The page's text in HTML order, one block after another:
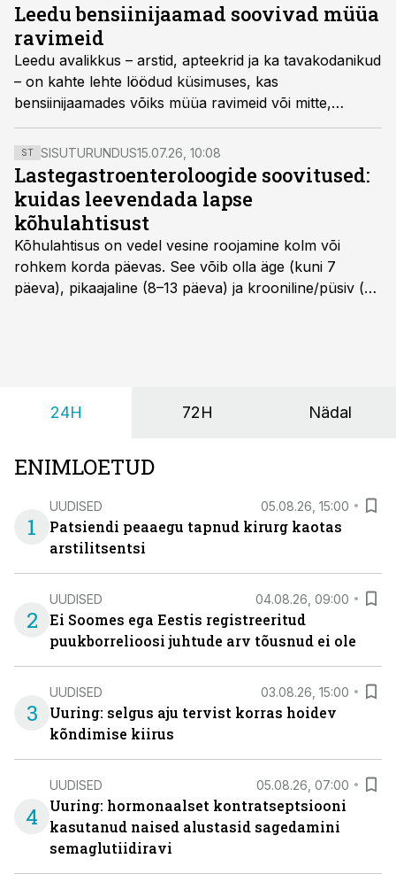
Leedu bensiinijaamad soovivad müüa
ravimeid
Leedu avalikkus – arstid, apteekrid ja ka tavakodanikud
– on kahte lehte löödud küsimuses, kas
bensiinijaamades võiks müüa ravimeid või mitte,
vahendas Postimees.ee uudistevõrku ELTA.
ST SISUTURUNDUS15.07.26, 10:08
Lastegastroenteroloogide soovitused:
kuidas leevendada lapse
kõhulahtisust
Kõhulahtisus on vedel vesine roojamine kolm või
rohkem korda päevas. See võib olla äge (kuni 7
päeva), pikaajaline (8–13 päeva) ja krooniline/püsiv (>
24H 72H Nädal
ENIMLOETUD
1
UUDISED 05.08.26, 15:00
Patsiendi peaaegu tapnud kirurg kaotas
arstilitsentsi
2
UUDISED 04.08.26, 09:00
Ei Soomes ega Eestis registreeritud
puukborrelioosi juhtude arv tõusnud ei ole
3
UUDISED 03.08.26, 15:00
Uuring: selgus aju tervist korras hoidev
kõndimise kiirus
4
UUDISED 05.08.26, 07:00
Uuring: hormonaalset kontratseptsiooni
kasutanud naised alustasid sagedamini
semaglutiidiravi